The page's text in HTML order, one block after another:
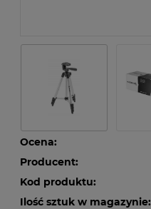
Ocena:
Producent:
Kod produktu:
Ilość sztuk w magazynie: